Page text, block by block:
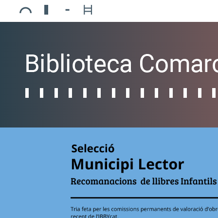
Ajuntament de Mollerussa
Biblioteca Comarcal Jaume Vila
Piscines de Mollerussa